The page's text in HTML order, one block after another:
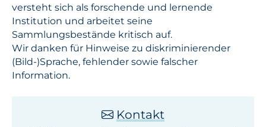
versteht sich als forschende und lernende
Institution und arbeitet seine
Sammlungsbestände kritisch auf.
Wir danken für Hinweise zu diskriminierender
(Bild-)Sprache, fehlender sowie falscher
Information.
Kontakt